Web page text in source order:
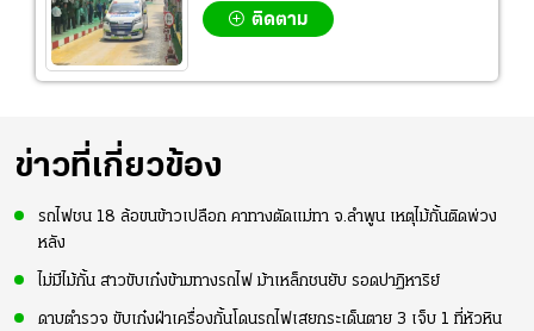
ติดตาม
ข่าวที่เกี่ยวข้อง
รถไฟชน 18 ล้อขนข้าวเปลือก คาทางตัดแม่ทา จ.ลำพูน เหตุไม้กั้นติดพ่วง
หลัง
ไม่มีไม้กั้น สาวขับเก๋งข้ามทางรถไฟ ม้าเหล็กชนยับ รอดปาฏิหาริย์
ดาบตำรวจ ขับเก๋งฝ่าเครื่องกั้นโดนรถไฟเสยกระเด็นตาย 3 เจ็บ 1 ที่หัวหิน